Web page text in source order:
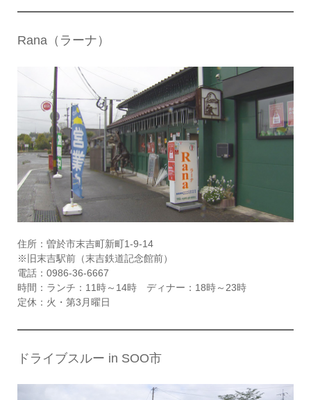
Rana（ラーナ）
住所：曽於市末吉町新町1-9-14
※旧末吉駅前（末吉鉄道記念館前）
電話：0986-36-6667
時間：ランチ：11時～14時 ディナー：18時～23時
定休：火・第3月曜日
ドライブスルー in SOO市